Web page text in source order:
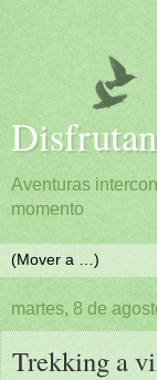
Aventuras
momento
martes, 8 de
Trekking a